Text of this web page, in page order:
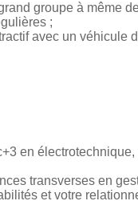
groupe à même
;
avec un véhicule
en
transverses en
et votre